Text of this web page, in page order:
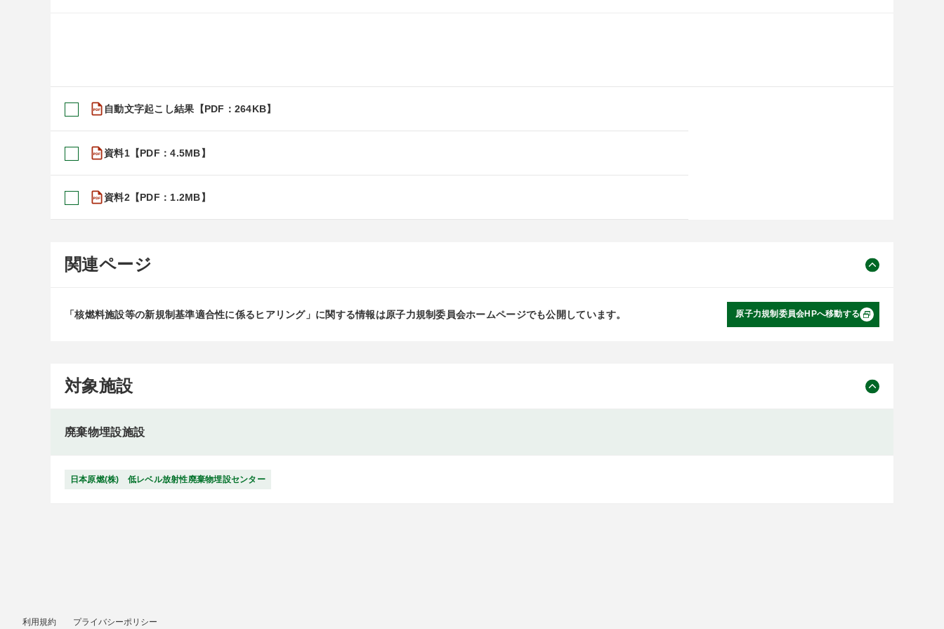
自動文字起こし結果【PDF：264KB】
資料1【PDF：4.5MB】
資料2【PDF：1.2MB】
関連ページ
「核燃料施設等の新規制基準適合性に係るヒアリング」に関する情報は原子力規制委員会ホームページでも公開しています。 原子力規制委員会HPへ移動する
対象施設
廃棄物埋設施設
日本原燃(株) 低レベル放射性廃棄物埋設センター
利用規約 プライバシーポリシー